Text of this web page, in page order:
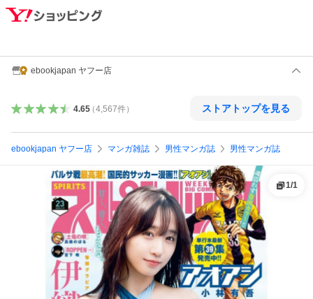
ebookjapan ヤフー店
4.65（4,567件） ストアトップを見る
ebookjapan ヤフー店 マンガ雑誌 男性マンガ誌 男性マンガ誌
1/1